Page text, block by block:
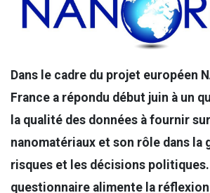
Dans le cadre du projet européen
France a répondu début juin à un
la qualité des données à fournir
nanomatériaux et son rôle dans la
risques et les décisions politiques.
questionnaire alimente la